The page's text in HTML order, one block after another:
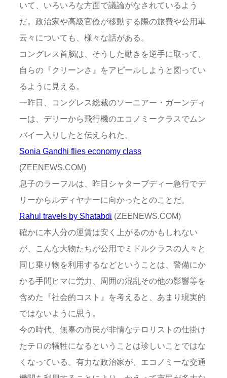
いて、いろいろな方面で議論がなされているよう
だ。政治家や高級官僚が移動する際の旅費や公用車
云々についても、様々な話がある。
コングレス首脳は、そうした動きを逆手に取って、
自らの『クリーンさ』をアピールしようと図ってい
るように見える。
一昨日、コングレス総裁のソーニアー・ガーンディ
ーは、デリーから飛行機のエコノミークラスでムン
バイー入りしたと伝えられた。
Sonia Gandhi flies economy class
(ZEENEWS.COM)
息子のラーフルは、昨日シャターブディー急行でデ
リーからルディヤナーに向かったとのことだ。
Rahul travels by Shatabdi (ZEENEWS.COM)
確かに本人分の運賃は安く上がるのかもしれない
が、こんな大物たちが公用でミドルクラスの人々と
同じ乗り物を利用するなどということは、警備にか
かる手間ヒマに労力、周囲の混乱その他の影響等を
含めた『社会的コスト』を考えると、あまり現実的
ではないように思う。
今の時代、無辜の市民が非情なテロリストの仕掛け
たテロの犠牲になるということは珍しいことではな
くなっている。有力な政治家が、エコノミーな交通